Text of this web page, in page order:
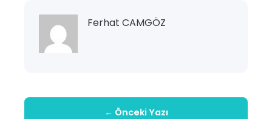
Ferhat CAMGÖZ
← Önceki Yazı